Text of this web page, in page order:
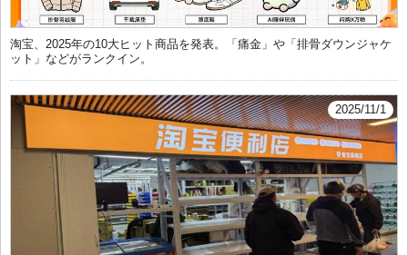
淘宝、2025年の10大ヒット商品を発表。「痛金」や「排骨ダウンジャケ
ット」などがランクイン。
2025/11/1